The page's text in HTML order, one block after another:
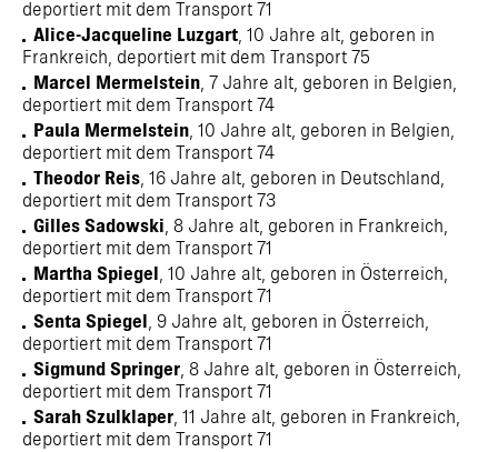
deportiert mit dem Transport 71
Alice-Jacqueline Luzgart, 10 Jahre alt, geboren in
Frankreich, deportiert mit dem Transport 75
Marcel Mermelstein, 7 Jahre alt, geboren in Belgien,
deportiert mit dem Transport 74
Paula Mermelstein, 10 Jahre alt, geboren in Belgien,
deportiert mit dem Transport 74
Theodor Reis, 16 Jahre alt, geboren in Deutschland,
deportiert mit dem Transport 73
Gilles Sadowski, 8 Jahre alt, geboren in Frankreich,
deportiert mit dem Transport 71
Martha Spiegel , 10 Jahre alt, geboren in Österreich,
deportiert mit dem Transport 71
Senta Spiegel , 9 Jahre alt, geboren in Österreich,
deportiert mit dem Transport 71
Sigmund Springer, 8 Jahre alt, geboren in Österreich,
deportiert mit dem Transport 71
Sarah Szulklaper, 11 Jahre alt, geboren in Frankreich,
deportiert mit dem Transport 71